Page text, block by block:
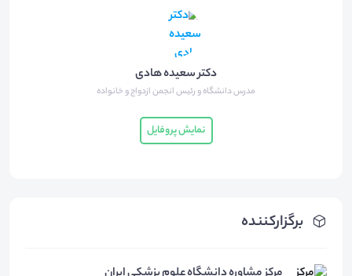
برگزارکننده
دکتر سعیده هادی
مدرس دانشگاه و رئیس انجمن ازدواج و خانواده
نمایش پروفایل